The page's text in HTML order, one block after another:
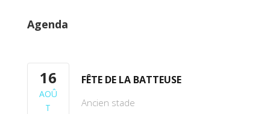
Agenda
16
AOÛ
T
FÊTE DE LA BATTEUSE
Ancien stade